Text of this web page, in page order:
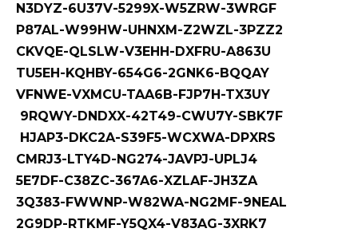
N3DYZ-6U37V-5299X-W5ZRW-3WRGF
P87AL-W99HW-UHNXM-Z2WZL-3PZZ2
CKVQE-QLSLW-V3EHH-DXFRU-A863U
TU5EH-KQHBY-654G6-2GNK6-BQQAY
VFNWE-VXMCU-TAA6B-FJP7H-TX3UY
9RQWY-DNDXX-42T49-CWU7Y-SBK7F
HJAP3-DKC2A-S39F5-WCXWA-DPXRS
CMRJ3-LTY4D-NG274-JAVPJ-UPLJ4
5E7DF-C38ZC-367A6-XZLAF-JH3ZA
3Q383-FWWNP-W82WA-NG2MF-9NEAL
2G9DP-RTKMF-Y5QX4-V83AG-3XRK7